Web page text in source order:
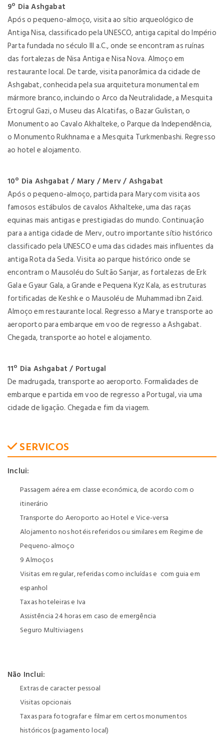
9º Dia Ashgabat
Após o pequeno-almoço, visita ao sítio arqueológico de
Antiga Nisa, classificado pela UNESCO, antiga capital do Império
Parta fundada no século III a.C., onde se encontram as ruínas
das fortalezas de Nisa Antiga e Nisa Nova. Almoço em
restaurante local. De tarde, visita panorâmica da cidade de
Ashgabat, conhecida pela sua arquitetura monumental em
mármore branco, incluindo o Arco da Neutralidade, a Mesquita
Ertogrul Gazi, o Museu das Alcatifas, o Bazar Gulistan, o
Monumento ao Cavalo Akhalteke, o Parque da Independência,
o Monumento Rukhnama e a Mesquita Turkmenbashi. Regresso
ao hotel e alojamento.
10º Dia Ashgabat / Mary / Merv / Ashgabat
Após o pequeno-almoço, partida para Mary com visita aos
famosos estábulos de cavalos Akhalteke, uma das raças
equinas mais antigas e prestigiadas do mundo. Continuação
para a antiga cidade de Merv, outro importante sítio histórico
classificado pela UNESCO e uma das cidades mais influentes da
antiga Rota da Seda. Visita ao parque histórico onde se
encontram o Mausoléu do Sultão Sanjar, as fortalezas de Erk
Gala e Gyaur Gala, a Grande e Pequena Kyz Kala, as estruturas
fortificadas de Keshk e o Mausoléu de Muhammad ibn Zaid.
Almoço em restaurante local. Regresso a Mary e transporte ao
aeroporto para embarque em voo de regresso a Ashgabat.
Chegada, transporte ao hotel e alojamento.
11º Dia Ashgabat / Portugal
De madrugada, transporte ao aeroporto. Formalidades de
embarque e partida em voo de regresso a Portugal, via uma
cidade de ligação. Chegada e fim da viagem.
SERVICOS
Inclui:
Passagem aérea em classe económica, de acordo com o
itinerário
Transporte do Aeroporto ao Hotel e Vice-versa
Alojamento nos hotéis referidos ou similares em Regime de
Pequeno-almoço
9 Almoços
Visitas em regular, referidas como incluídas e com guia em
espanhol
Taxas hoteleiras e Iva
Assistência 24 horas em caso de emergência
Seguro Multiviagens
Não Inclui:
Extras de caracter pessoal
Visitas opcionais
Taxas para fotografar e filmar em certos monumentos
históricos (pagamento local)